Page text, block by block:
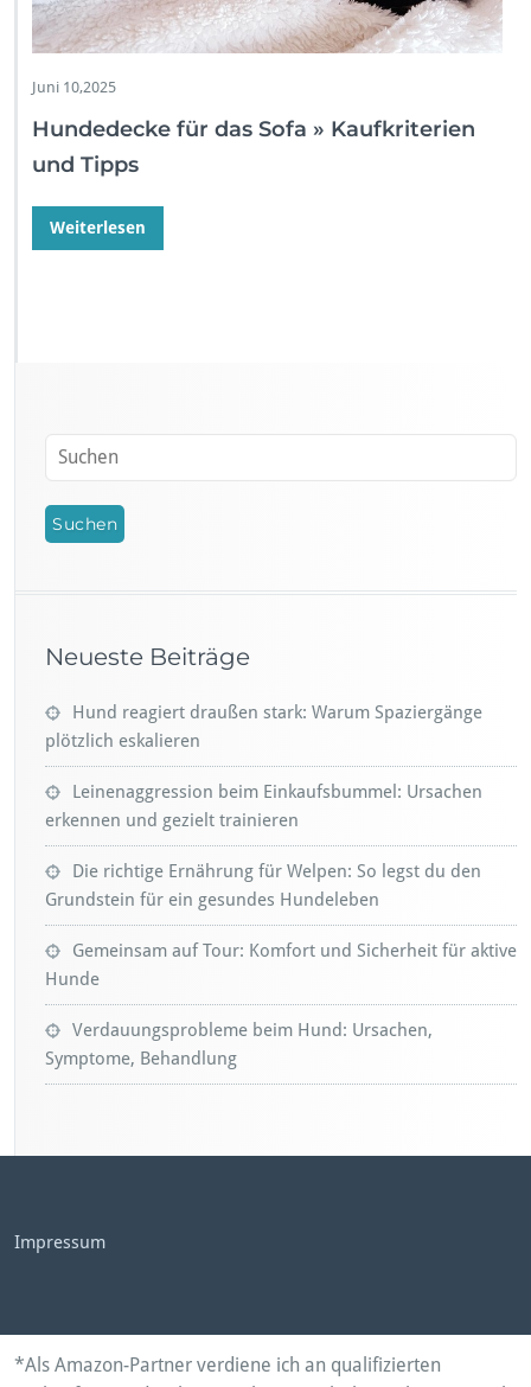
Juni 10,2025
Hundedecke für das Sofa » Kaufkriterien
und Tipps
Weiterlesen
Neueste Beiträge
Hund reagiert draußen stark: Warum Spaziergänge
plötzlich eskalieren
Leinenaggression beim Einkaufsbummel: Ursachen
erkennen und gezielt trainieren
Die richtige Ernährung für Welpen: So legst du den
Grundstein für ein gesundes Hundeleben
Gemeinsam auf Tour: Komfort und Sicherheit für aktive
Hunde
Verdauungsprobleme beim Hund: Ursachen,
Symptome, Behandlung
Impressum
*Als Amazon-Partner verdiene ich an qualifizierten